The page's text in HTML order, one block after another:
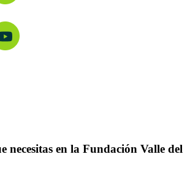
necesitas en la Fundación Valle del